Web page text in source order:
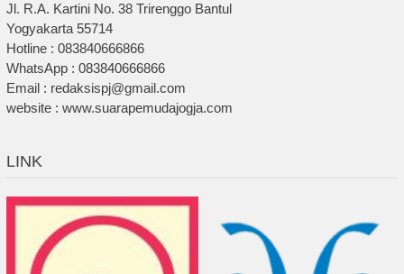
Jl. R.A. Kartini No. 38 Trirenggo Bantul
Yogyakarta 55714
Hotline : 083840666866
WhatsApp : 083840666866
Email : redaksispj@gmail.com
website : www.suarapemudajogja.com
LINK